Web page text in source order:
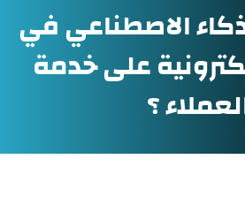
الاصطناعي في
على خدمة
؟